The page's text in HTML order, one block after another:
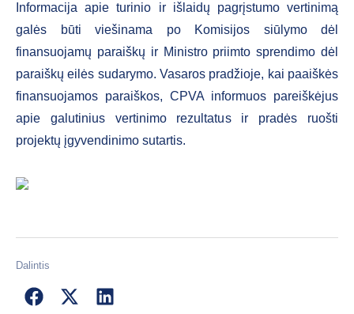
Informacija apie turinio ir išlaidų pagrįstumo vertinimą
galės būti viešinama po Komisijos siūlymo dėl
finansuojamų paraiškų ir Ministro priimto sprendimo dėl
paraiškų eilės sudarymo. Vasaros pradžioje, kai paaiškės
finansuojamos paraiškos, CPVA informuos pareiškėjus
apie galutinius vertinimo rezultatus ir pradės ruošti
projektų įgyvendinimo sutartis.
Dalintis